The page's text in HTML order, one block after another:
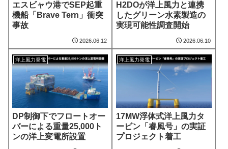
エスビャウ港でSEP起重
機船「Brave Tern」衝突
事故
2026.06.12
H2DOが洋上風力と連携
したグリーン水素製造の
実現可能性調査開始
2026.06.10
洋上風力発電
DP制御下でフロートオー
バーによる重量25,000ト
ンの洋上変電所設置
洋上風力発電
17MW浮体式洋上風力タ
ービン「睿風号」の実証
プロジェクト着工